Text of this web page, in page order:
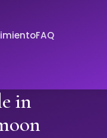
FAQ
in